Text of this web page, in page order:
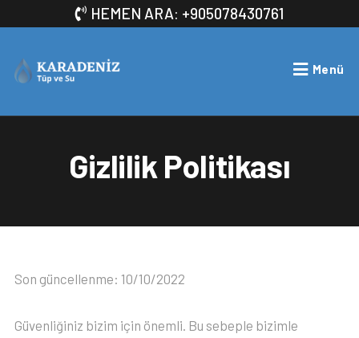
HEMEN ARA: +905078430761
Menü
Gizlilik Politikası
Son güncellenme: 10/10/2022
Güvenliğiniz bizim için önemli. Bu sebeple bizimle